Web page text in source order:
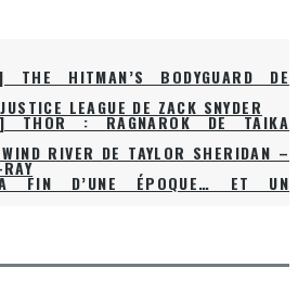
LEAGUE DE ZACK SNYDER
THOR : RAGNAROK DE TAIKA
RIVER DE TAYLOR SHERIDAN –
FIN D’UNE ÉPOQUE… ET UN
THE HITMAN’S BODYGUARD DE